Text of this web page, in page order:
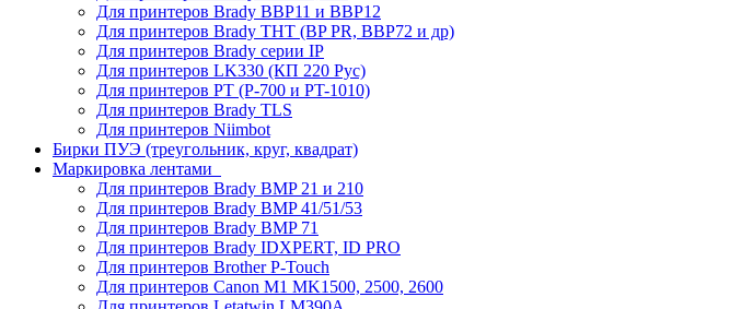
Для принтеров Brady BBP11 и BBP12
Для принтеров Brady THT (BP PR, BBP72 и др)
Для принтеров Brady серии IP
Для принтеров LK330 (КП 220 Рус)
Для принтеров PT (P-700 и PT-1010)
Для принтеров Brady TLS
Для принтеров Niimbot
Бирки ПУЭ (треугольник, круг, квадрат)
Маркировка лентами
Для принтеров Brady BMP 21 и 210
Для принтеров Brady BMP 41/51/53
Для принтеров Brady BMP 71
Для принтеров Brady IDXPERT, ID PRO
Для принтеров Brother P-Touch
Для принтеров Canon M1 MK1500, 2500, 2600